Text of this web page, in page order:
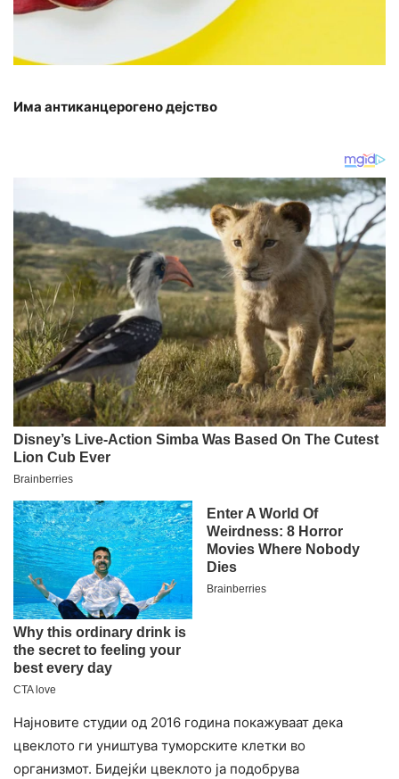
Има антиканцерогено дејство
Најновите студии од 2016 година покажуваат дека
цвеклото ги уништува туморските клетки во
организмот. Бидејќи цвеклото ја подобрува